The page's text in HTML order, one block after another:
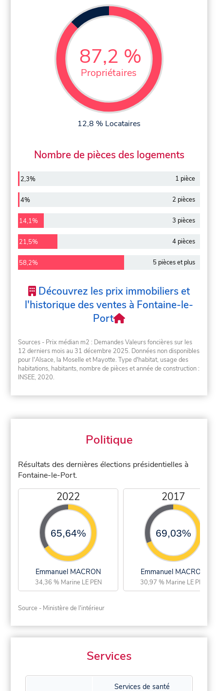
87,2 %
Propriétaires
12,8 % Locataires
Nombre de pièces des logements
2,3% 1 pièce
4% 2 pièces
14,1% 3 pièces
21,5% 4 pièces
58,2% 5 pièces et plus
Découvrez les prix immobiliers et
l'historique des ventes à Fontaine-le-
Port
Sources - Prix médian m2 : Demandes Valeurs foncières sur les
12 derniers mois au 31 décembre 2025. Données non disponibles
pour l'Alsace, la Moselle et Mayotte. Type d'habitat, usage des
habitations, habitants, nombre de pièces et année de construction :
INSEE, 2020.
Politique
Résultats des dernières élections présidentielles à
Fontaine-le-Port.
2022
65,64%
Emmanuel MACRON
34,36 % Marine LE PEN
2017
69,03%
Emmanuel MACRON
30,97 % Marine LE PEN
Source - Ministère de l'intérieur
Services
Services de santé